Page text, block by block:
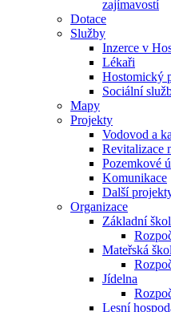
zajímavostí
Dotace
Služby
Inzerce v
Lékaři
Hostomický
Sociální
Mapy
Projekty
Vodovod a
Revitalizace
Pozemkové
Komunikace
Další
Organizace
Základní
Mateřská
Jídelna
Lesní